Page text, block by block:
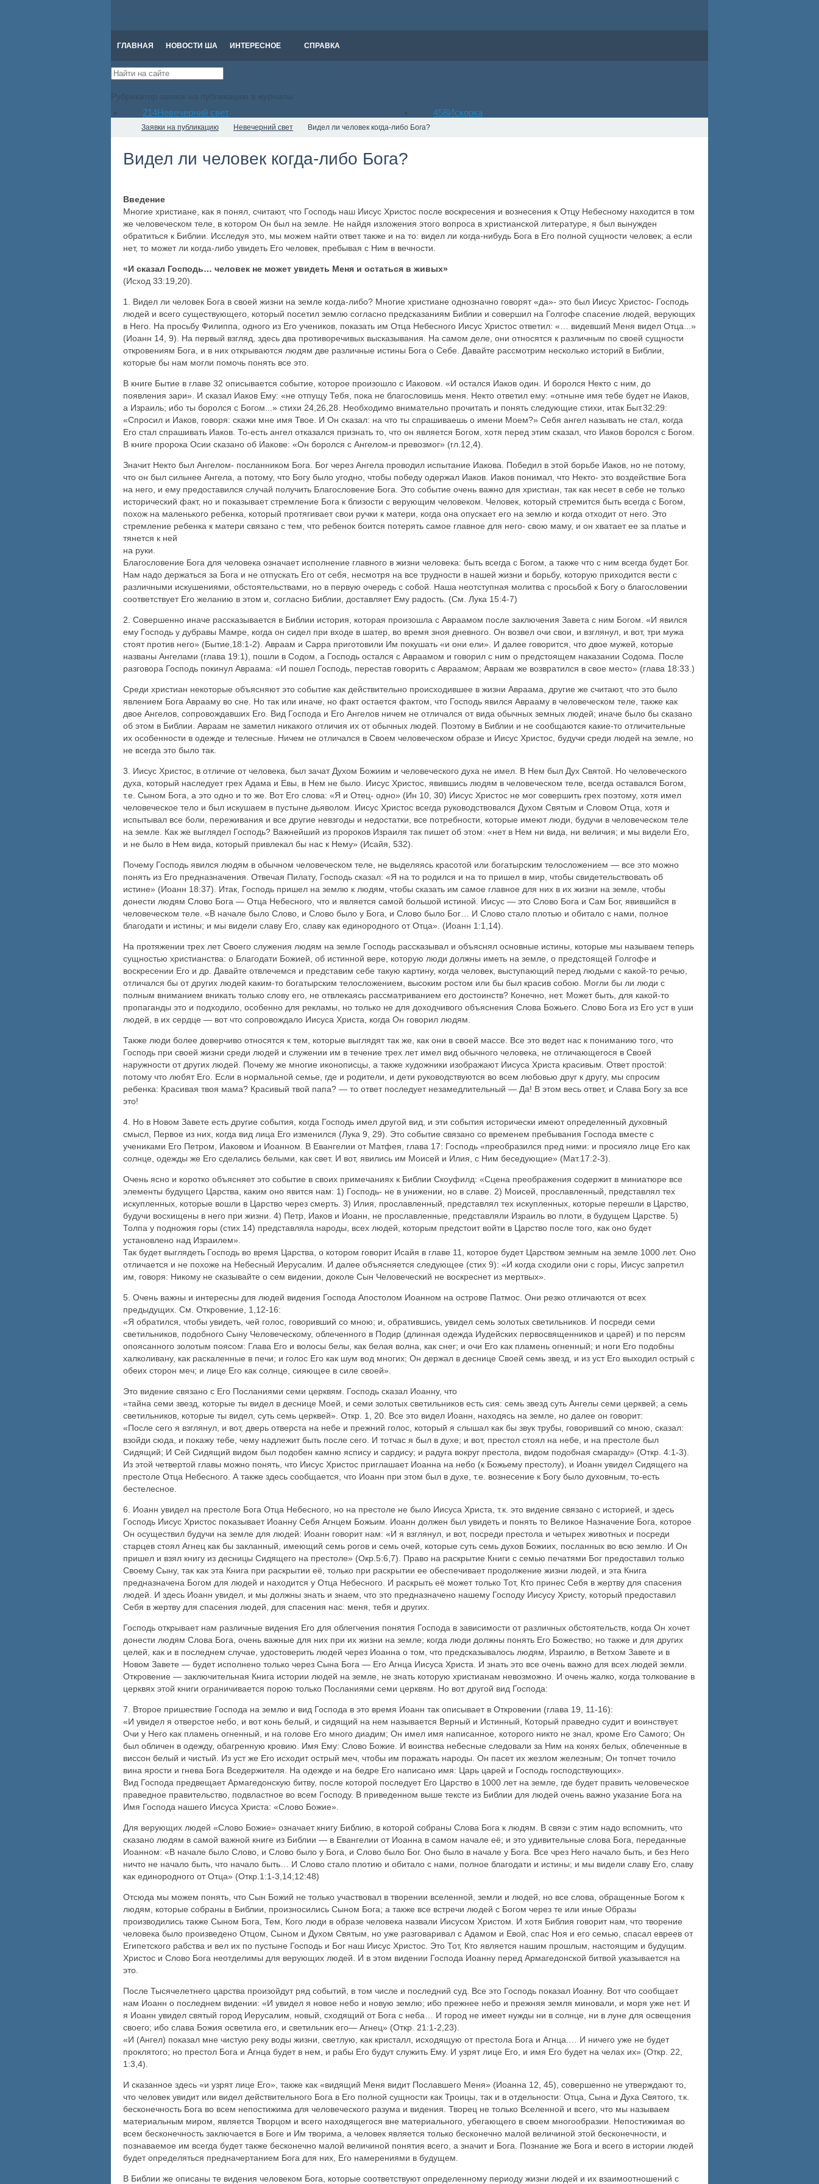
ГЛАВНАЯ НОВОСТИ ША ИНТЕРЕСНОЕ СПРАВКА
Рубрикатор заявок на публикацию в журналы
214Невечерний свет 458Искорка
Заявки на публикацию Невечерний свет Видел ли человек когда-либо Бога?
Видел ли человек когда-либо Бога?
Введение
Многие христиане, как я понял, считают, что Господь наш Иисус Христос после воскресения и вознесения к Отцу Небесному находится в том
же человеческом теле, в котором Он был на земле. Не найдя изложения этого вопроса в христианской литературе, я был вынужден
обратиться к Библии. Исследуя это, мы можем найти ответ также и на то: видел ли когда-нибудь Бога в Его полной сущности человек; а если
нет, то может ли когда-либо увидеть Его человек, пребывая с Ним в вечности.
«И сказал Господь… человек не может увидеть Меня и остаться в живых»
(Исход 33:19,20).
1. Видел ли человек Бога в своей жизни на земле когда-либо? Многие христиане однозначно говорят «да»- это был Иисус Христос- Господь
людей и всего существующего, который посетил землю согласно предсказаниям Библии и совершил на Голгофе спасение людей, верующих
в Него. На просьбу Филиппа, одного из Его учеников, показать им Отца Небесного Иисус Христос ответил: «… видевший Меня видел Отца...»
(Иоанн 14, 9). На первый взгляд, здесь два противоречивых высказывания. На самом деле, они относятся к различным по своей сущности
откровениям Бога, и в них открываются людям две различные истины Бога о Себе. Давайте рассмотрим несколько историй в Библии,
которые бы нам могли помочь понять все это.
В книге Бытие в главе 32 описывается событие, которое произошло с Иаковом. «И остался Иаков один. И боролся Некто с ним, до
появления зари». И сказал Иаков Ему: «не отпущу Тебя, пока не благословишь меня. Некто ответил ему: «отныне имя тебе будет не Иаков,
а Израиль; ибо ты боролся с Богом...» стихи 24,26,28. Необходимо внимательно прочитать и понять следующие стихи, итак Быт.32:29:
«Спросил и Иаков, говоря: скажи мне имя Твое. И Он сказал: на что ты спрашиваешь о имени Моем?» Себя ангел называть не стал, когда
Его стал спрашивать Иаков. То-есть ангел отказался признать то, что он является Богом, хотя перед этим сказал, что Иаков боролся с Богом.
В книге пророка Осии сказано об Иакове: «Он боролся с Ангелом-и превозмог» (гл.12,4).
Значит Некто был Ангелом- посланником Бога. Бог через Ангела проводил испытание Иакова. Победил в этой борьбе Иаков, но не потому,
что он был сильнее Ангела, а потому, что Богу было угодно, чтобы победу одержал Иаков. Иаков понимал, что Некто- это воздействие Бога
на него, и ему предоставился случай получить Благословение Бога. Это событие очень важно для христиан, так как несет в себе не только
исторический факт, но и показывает стремление Бога к близости с верующим человеком. Человек, который стремится быть всегда с Богом,
похож на маленького ребенка, который протягивает свои ручки к матери, когда она опускает его на землю и когда отходит от него. Это
стремление ребенка к матери связано с тем, что ребенок боится потерять самое главное для него- свою маму, и он хватает ее за платье и
тянется к ней
на руки.
Благословение Бога для человека означает исполнение главного в жизни человека: быть всегда с Богом, а также что с ним всегда будет Бог.
Нам надо держаться за Бога и не отпускать Его от себя, несмотря на все трудности в нашей жизни и борьбу, которую приходится вести с
различными искушениями, обстоятельствами, но в первую очередь с собой. Наша неотступная молитва с просьбой к Богу о благословении
соответствует Его желанию в этом и, согласно Библии, доставляет Ему радость. (См. Лука 15:4-7)
2. Совершенно иначе рассказывается в Библии история, которая произошла с Авраамом после заключения Завета с ним Богом. «И явился
ему Господь у дубравы Мамре, когда он сидел при входе в шатер, во время зноя дневного. Он возвел очи свои, и взглянул, и вот, три мужа
стоят против него» (Бытие,18:1-2). Авраам и Сарра приготовили Им покушать «и они ели». И далее говорится, что двое мужей, которые
названы Ангелами (глава 19:1), пошли в Содом, а Господь остался с Авраамом и говорил с ним о предстоящем наказании Содома. После
разговора Господь покинул Авраама: «И пошел Господь, перестав говорить с Авраамом; Авраам же возвратился в свое место» (глава 18:33.)
Среди христиан некоторые объясняют это событие как действительно происходившее в жизни Авраама, другие же считают, что это было
явлением Бога Аврааму во сне. Но так или иначе, но факт остается фактом, что Господь явился Аврааму в человеческом теле, также как
двое Ангелов, сопровождавших Его. Вид Господа и Его Ангелов ничем не отличался от вида обычных земных людей; иначе было бы сказано
об этом в Библии. Авраам не заметил никакого отличия их от обычных людей. Поэтому в Библии и не сообщаются какие-то отличительные
их особенности в одежде и телесные. Ничем не отличался в Своем человеческом образе и Иисус Христос, будучи среди людей на земле, но
не всегда это было так.
3. Иисус Христос, в отличие от человека, был зачат Духом Божиим и человеческого духа не имел. В Нем был Дух Святой. Но человеческого
духа, который наследует грех Адама и Евы, в Нем не было. Иисус Христос, явившись людям в человеческом теле, всегда оставался Богом,
т.е. Сыном Бога, а это одно и то же. Вот Его слова: «Я и Отец- одно» (Ин 10, 30) Иисус Христос не мог совершить грех поэтому, хотя имел
человеческое тело и был искушаем в пустыне дьяволом. Иисус Христос всегда руководствовался Духом Святым и Словом Отца, хотя и
испытывал все боли, переживания и все другие невзгоды и недостатки, все потребности, которые имеют люди, будучи в человеческом теле
на земле. Как же выглядел Господь? Важнейший из пророков Израиля так пишет об этом: «нет в Нем ни вида, ни величия; и мы видели Его,
и не было в Нем вида, который привлекал бы нас к Нему» (Исайя, 532).
Почему Господь явился людям в обычном человеческом теле, не выделяясь красотой или богатырским телосложением — все это можно
понять из Его предназначения. Отвечая Пилату, Господь сказал: «Я на то родился и на то пришел в мир, чтобы свидетельствовать об
истине» (Иоанн 18:37). Итак, Господь пришел на землю к людям, чтобы сказать им самое главное для них в их жизни на земле, чтобы
донести людям Слово Бога — Отца Небесного, что и является самой большой истиной. Иисус — это Слово Бога и Сам Бог, явившийся в
человеческом теле. «В начале было Слово, и Слово было у Бога, и Слово было Бог… И Слово стало плотью и обитало с нами, полное
благодати и истины; и мы видели славу Его, славу как единородного от Отца». (Иоанн 1:1,14).
На протяжении трех лет Своего служения людям на земле Господь рассказывал и объяснял основные истины, которые мы называем теперь
сущностью христианства: о Благодати Божией, об истинной вере, которую люди должны иметь на земле, о предстоящей Голгофе и
воскресении Его и др. Давайте отвлечемся и представим себе такую картину, когда человек, выступающий перед людьми с какой-то речью,
отличался бы от других людей каким-то богатырским телосложением, высоким ростом или бы был красив собою. Могли бы ли люди с
полным вниманием вникать только слову его, не отвлекаясь рассматриванием его достоинств? Конечно, нет. Может быть, для какой-то
пропаганды это и подходило, особенно для рекламы, но только не для доходчивого объяснения Слова Божьего. Слово Бога из Его уст в уши
людей, в их сердце — вот что сопровождало Иисуса Христа, когда Он говорил людям.
Также люди более доверчиво относятся к тем, которые выглядят так же, как они в своей массе. Все это ведет нас к пониманию того, что
Господь при своей жизни среди людей и служении им в течение трех лет имел вид обычного человека, не отличающегося в Своей
наружности от других людей. Почему же многие иконописцы, а также художники изображают Иисуса Христа красивым. Ответ простой:
потому что любят Его. Если в нормальной семье, где и родители, и дети руководствуются во всем любовью друг к другу, мы спросим
ребенка: Красивая твоя мама? Красивый твой папа? — то ответ последует незамедлительный — Да! В этом весь ответ, и Слава Богу за все
это!
4. Но в Новом Завете есть другие события, когда Господь имел другой вид, и эти события исторически имеют определенный духовный
смысл, Первое из них, когда вид лица Его изменился (Лука 9, 29). Это событие связано со временем пребывания Господа вместе с
учениками Его Петром, Иаковом и Иоанном. В Евангелии от Матфея, глава 17: Господь «преобразился пред ними: и просияло лице Его как
солнце, одежды же Его сделались белыми, как свет. И вот, явились им Моисей и Илия, с Ним беседующие» (Мат.17:2-3).
Очень ясно и коротко объясняет это событие в своих примечаниях к Библии Скоуфилд: «Сцена преображения содержит в миниатюре все
элементы будущего Царства, каким оно явится нам: 1) Господь- не в унижении, но в славе. 2) Моисей, прославленный, представлял тех
искупленных, которые вошли в Царство через смерть. 3) Илия, прославленный, представлял тех искупленных, которые перешли в Царство,
будучи восхищены в него при жизни. 4) Петр, Иаков и Иоанн, не прославленные, представляли Израиль во плоти, в будущем Царстве. 5)
Толпа у подножия горы (стих 14) представляла народы, всех людей, которым предстоит войти в Царство после того, как оно будет
установлено над Израилем».
Так будет выглядеть Господь во время Царства, о котором говорит Исайя в главе 11, которое будет Царством земным на земле 1000 лет. Оно
отличается и не похоже на Небесный Иерусалим. И далее объясняется следующее (стих 9): «И когда сходили они с горы, Иисус запретил
им, говоря: Никому не сказывайте о сем видении, доколе Сын Человеческий не воскреснет из мертвых».
5. Очень важны и интересны для людей видения Господа Апостолом Иоанном на острове Патмос. Они резко отличаются от всех
предыдущих. См. Откровение, 1,12-16:
«Я обратился, чтобы увидеть, чей голос, говоривший со мною; и, обратившись, увидел семь золотых светильников. И посреди семи
светильников, подобного Сыну Человеческому, облеченного в Подир (длинная одежда Иудейских первосвященников и царей) и по персям
опоясанного золотым поясом: Глава Его и волосы белы, как белая волна, как снег; и очи Его как пламень огненный; и ноги Его подобны
халколивану, как раскаленные в печи; и голос Его как шум вод многих; Он держал в деснице Своей семь звезд, и из уст Его выходил острый с
обеих сторон меч; и лице Его как солнце, сияющее в силе своей».
Это видение связано с Его Посланиями семи церквям. Господь сказал Иоанну, что
«тайна семи звезд, которые ты видел в деснице Моей, и семи золотых светильников есть сия: семь звезд суть Ангелы семи церквей; а семь
светильников, которые ты видел, суть семь церквей». Откр. 1, 20. Все это видел Иоанн, находясь на земле, но далее он говорит:
«После сего я взглянул, и вот, дверь отверста на небе и прежний голос, который я слышал как бы звук трубы, говоривший со мною, сказал:
взойди сюда, и покажу тебе, чему надлежит быть после сего. И тотчас я был в духе; и вот, престол стоял на небе, и на престоле был
Сидящий; И Сей Сидящий видом был подобен камню яспису и сардису; и радуга вокруг престола, видом подобная смарагду» (Откр. 4:1-3).
Из этой четвертой главы можно понять, что Иисус Христос приглашает Иоанна на небо (к Божьему престолу), и Иоанн увидел Сидящего на
престоле Отца Небесного. А также здесь сообщается, что Иоанн при этом был в духе, т.е. вознесение к Богу было духовным, то-есть
бестелесное.
6. Иоанн увидел на престоле Бога Отца Небесного, но на престоле не было Иисуса Христа, т.к. это видение связано с историей, и здесь
Господь Иисус Христос показывает Иоанну Себя Агнцем Божьим. Иоанн должен был увидеть и понять то Великое Назначение Бога, которое
Он осуществил будучи на земле для людей: Иоанн говорит нам: «И я взглянул, и вот, посреди престола и четырех животных и посреди
старцев стоял Агнец как бы закланный, имеющий семь рогов и семь очей, которые суть семь духов Божиих, посланных во всю землю. И Он
пришел и взял книгу из десницы Сидящего на престоле» (Окр.5:6,7). Право на раскрытие Книги с семью печатями Бог предоставил только
Своему Сыну, так как эта Книга при раскрытии её, только при раскрытии ее обеспечивает продолжение жизни людей, и эта Книга
предназначена Богом для людей и находится у Отца Небесного. И раскрыть её может только Тот, Кто принес Себя в жертву для спасения
людей. И здесь Иоанн увидел, и мы должны знать и знаем, что это предназначено нашему Господу Иисусу Христу, который предоставил
Себя в жертву для спасения людей, для спасения нас: меня, тебя и других.
Господь открывает нам различные видения Его для облегчения понятия Господа в зависимости от различных обстоятельств, когда Он хочет
донести людям Слова Бога, очень важные для них при их жизни на земле; когда люди должны понять Его Божество; но также и для других
целей, как и в последнем случае, удостоверить людей через Иоанна о том, что предсказывалось людям, Израилю, в Ветхом Завете и в
Новом Завете — будет исполнено только через Сына Бога — Его Агнца Иисуса Христа. И знать это все очень важно для всех людей земли.
Откровение — заключительная Книга истории людей на земле, не знать которую христианам невозможно. И очень жалко, когда толкование в
церквях этой книги ограничивается порою только Посланиями семи церквям. Но вот другой вид Господа:
7. Второе пришествие Господа на землю и вид Господа в это время Иоанн так описывает в Откровении (глава 19, 11-16):
«И увидел я отверстое небо, и вот конь белый, и сидящий на нем называется Верный и Истинный, Который праведно судит и воинствует.
Очи у Него как пламень огненный, и на голове Его много диадим; Он имел имя написанное, которого никто не знал, кроме Его Самого; Он
был обличен в одежду, обагренную кровию. Имя Ему: Слово Божие. И воинства небесные следовали за Ним на конях белых, облеченные в
виссон белый и чистый. Из уст же Его исходит острый меч, чтобы им поражать народы. Он пасет их жезлом железным; Он топчет точило
вина ярости и гнева Бога Вседержителя. На одежде и на бедре Его написано имя: Царь царей и Господь господствующих».
Вид Господа предвещает Армагедонскую битву, после которой последует Его Царство в 1000 лет на земле, где будет править человеческое
праведное правительство, подвластное во всем Господу. В приведенном выше тексте из Библии для людей очень важно указание Бога на
Имя Господа нашего Иисуса Христа: «Слово Божие».
Для верующих людей «Слово Божие» означает книгу Библию, в которой собраны Слова Бога к людям. В связи с этим надо вспомнить, что
сказано людям в самой важной книге из Библии — в Евангелии от Иоанна в самом начале её; и это удивительные слова Бога, переданные
Иоанном: «В начале было Слово, и Слово было у Бога, и Слово было Бог. Оно было в начале у Бога. Все чрез Него начало быть, и без Него
ничто не начало быть, что начало быть… И Слово стало плотию и обитало с нами, полное благодати и истины; и мы видели славу Его, славу
как единородного от Отца» (Откр.1:1-3,14;12:48)
Отсюда мы можем понять, что Сын Божий не только участвовал в творении вселенной, земли и людей, но все слова, обращенные Богом к
людям, которые собраны в Библии, произносились Сыном Бога; а также все встречи людей с Богом через те или иные Образы
производились также Сыном Бога, Тем, Кого люди в образе человека назвали Иисусом Христом. И хотя Библия говорит нам, что творение
человека было произведено Отцом, Сыном и Духом Святым, но уже разговаривал с Адамом и Евой, спас Ноя и его семью, спасал евреев от
Египетского рабства и вел их по пустыне Господь и Бог наш Иисус Христос. Это Тот, Кто является нашим прошлым, настоящим и будущим.
Христос и Слово Бога неотделимы для верующих людей. И в этом видении Господа Иоанну перед Армагедонской битвой указывается на
это.
После Тысячелетнего царства произойдут ряд событий, в том числе и последний суд. Все это Господь показал Иоанну. Вот что сообщает
нам Иоанн о последнем видении: «И увидел я новое небо и новую землю; ибо прежнее небо и прежняя земля миновали, и моря уже нет. И
я Иоанн увидел святый город Иерусалим, новый, сходящий от Бога с неба… И город не имеет нужды ни в солнце, ни в луне для освещения
своего; ибо слава Божия осветила его, и светильник его— Агнец» (Откр. 21:1-2,23).
«И (Ангел) показал мне чистую реку воды жизни, светлую, как кристалл, исходящую от престола Бога и Агнца.… И ничего уже не будет
проклятого; но престол Бога и Агнца будет в нем, и рабы Его будут служить Ему. И узрят лице Его, и имя Его будет на челах их» (Откр. 22,
1:3,4).
И сказанное здесь «и узрят лице Его», также как «видящий Меня видит Пославшего Меня» (Иоанна 12, 45), совершенно не утверждают то,
что человек увидит или видел действительного Бога в Его полной сущности как Троицы, так и в отдельности: Отца, Сына и Духа Святого, т.к.
бесконечность Бога во всем непостижима для человеческого разума и видения. Творец не только Вселенной и всего, что мы называем
материальным миром, является Творцом и всего находящегося вне материального, убегающего в своем многообразии. Непостижимая во
всем бесконечность заключается в Боге и Им творима, а человек является только бесконечно малой величиной этой бесконечности, и
познаваемое им всегда будет также бесконечно малой величиной понятия всего, а значит и Бога. Познание же Бога и всего в истории людей
будет определяться предначертанием Бога для них, Его намерениями в будущем.
В Библии же описаны те видения человеком Бога, которые соответствуют определенному периоду жизни людей и их взаимоотношений с